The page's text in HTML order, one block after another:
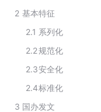
2 基本特征
2.1 系列化
2.2规范化
2.3安全化
2.4标准化
3 国办发文